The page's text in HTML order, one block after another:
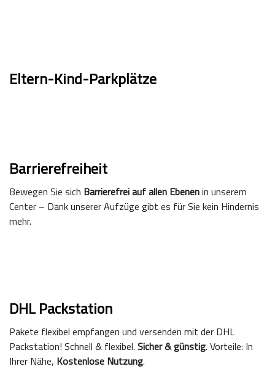
Eltern-Kind-Parkplätze
Barrierefreiheit
Bewegen Sie sich Barrierefrei auf allen Ebenenin unserem
Center – Dank unserer Aufzüge gibt es für Sie kein Hindernis
mehr.
DHL Packstation
Pakete flexibel empfangen und versenden mit der DHL
Packstation! Schnell & flexibel. Sicher & günstig. Vorteile: In
Ihrer Nähe, Kostenlose Nutzung.